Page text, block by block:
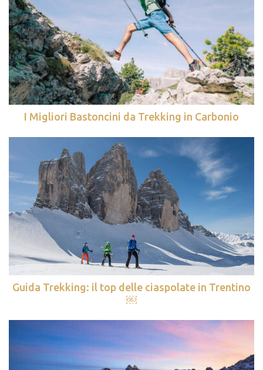
I Migliori Bastoncini da Trekking in Carbonio
Guida Trekking: il top delle ciaspolate in Trentino
￼